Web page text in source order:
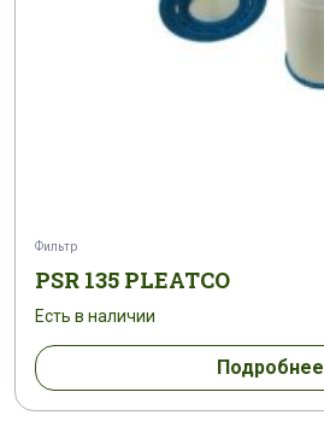
Фильтр
PSR 135 PLEATCO
Есть в наличии
Подробнее